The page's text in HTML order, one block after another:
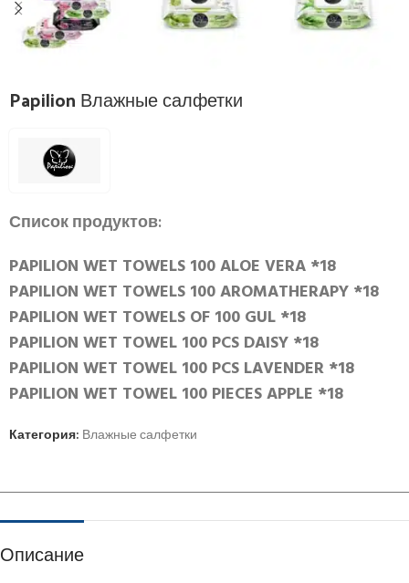
Papilion Влажные салфетки
Список продуктов:
PAPILION WET TOWELS 100 ALOE VERA *18
PAPILION WET TOWELS 100 AROMATHERAPY *18
PAPILION WET TOWELS OF 100 GUL *18
PAPILION WET TOWEL 100 PCS DAISY *18
PAPILION WET TOWEL 100 PCS LAVENDER *18
PAPILION WET TOWEL 100 PIECES APPLE *18
Категория: Влажные салфетки
Описание